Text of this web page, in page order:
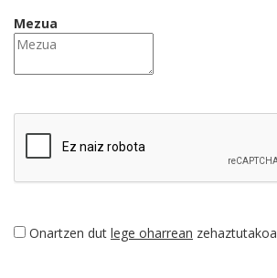
Mezua
Onartzen dut lege oharrean zehaztutakoa